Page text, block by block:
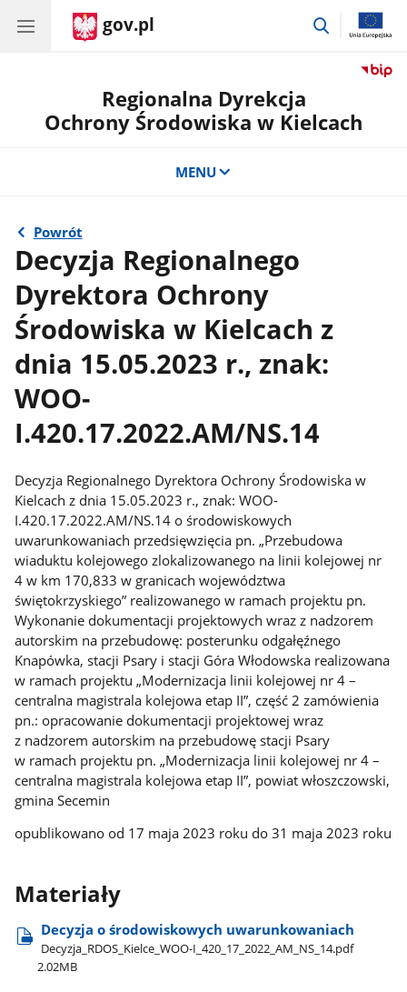
gov.pl
przejdź
Regionalna Dyrekcja
Ochrony Środowiska w Kielcach
MENU
Powrót
Decyzja Regionalnego
Dyrektora Ochrony
Środowiska w Kielcach z
dnia 15.05.2023 r., znak:
WOO-
I.420.17.2022.AM/NS.14
Decyzja Regionalnego Dyrektora Ochrony Środowiska w
Kielcach z dnia 15.05.2023 r., znak: WOO-
I.420.17.2022.AM/NS.14 o środowiskowych
uwarunkowaniach przedsięwzięcia pn. „Przebudowa
wiaduktu kolejowego zlokalizowanego na linii kolejowej nr
4 w km 170,833 w granicach województwa
świętokrzyskiego” realizowanego w ramach projektu pn.
Wykonanie dokumentacji projektowych wraz z nadzorem
autorskim na przebudowę: posterunku odgałęźnego
Knapówka, stacji Psary i stacji Góra Włodowska realizowana
w ramach projektu „Modernizacja linii kolejowej nr 4 –
centralna magistrala kolejowa etap II”, część 2 zamówienia
pn.: opracowanie dokumentacji projektowej wraz
z nadzorem autorskim na przebudowę stacji Psary
w ramach projektu pn. „Modernizacja linii kolejowej nr 4 –
centralna magistrala kolejowa etap II”, powiat włoszczowski,
gmina Secemin
opublikowano od 17 maja 2023 roku do 31 maja 2023 roku
Materiały
Decyzja o środowiskowych uwarunkowaniach
Decyzja​_RDOS​_Kielce​_WOO-I​_420​_17​_2022​_AM​_NS​_14.pdf
2.02MB